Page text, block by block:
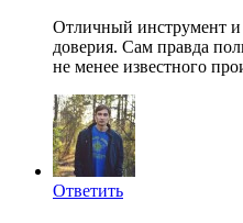
Отличный инструмент и
доверия. Сам правда
не менее известного
Ответить